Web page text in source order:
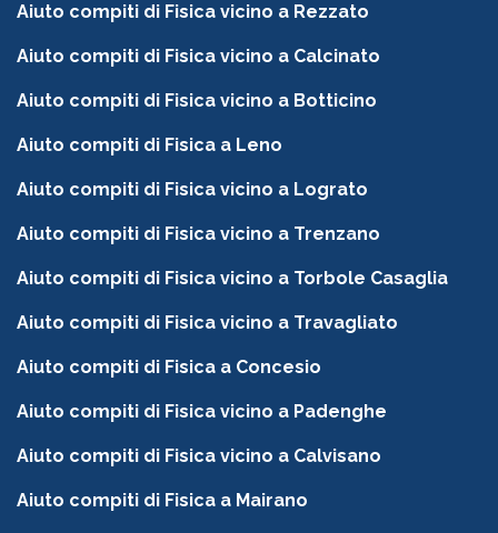
Aiuto compiti di Fisica vicino a Rezzato
Aiuto compiti di Fisica vicino a Calcinato
Aiuto compiti di Fisica vicino a Botticino
Aiuto compiti di Fisica a Leno
Aiuto compiti di Fisica vicino a Lograto
Aiuto compiti di Fisica vicino a Trenzano
Aiuto compiti di Fisica vicino a Torbole Casaglia
Aiuto compiti di Fisica vicino a Travagliato
Aiuto compiti di Fisica a Concesio
Aiuto compiti di Fisica vicino a Padenghe
Aiuto compiti di Fisica vicino a Calvisano
Aiuto compiti di Fisica a Mairano